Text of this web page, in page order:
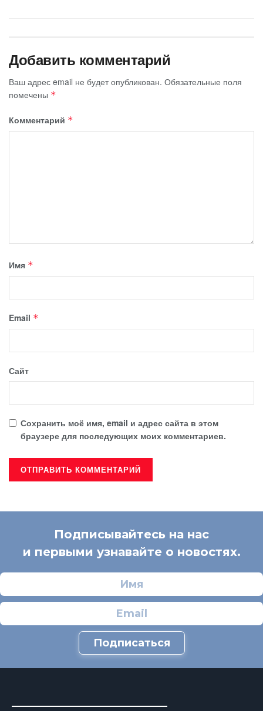
Добавить комментарий
Ваш адрес email не будет опубликован. Обязательные поля
помечены *
Комментарий *
Имя *
Email *
Сайт
Сохранить моё имя, email и адрес сайта в этом
браузере для последующих моих комментариев.
Подписывайтесь на нас
и первыми узнавайте о новостях.
Подписаться